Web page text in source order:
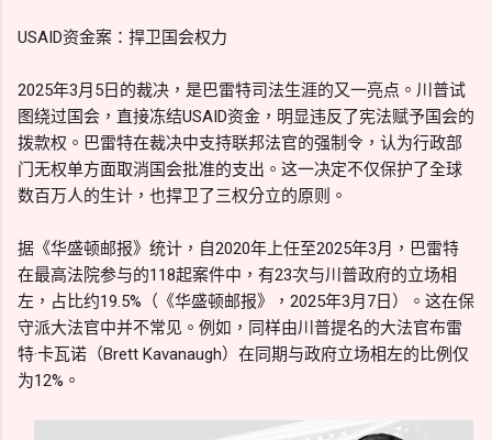
USAID资金案：捍卫国会权力
2025年3月5日的裁决，是巴雷特司法生涯的又一亮点。川普试
图绕过国会，直接冻结USAID资金，明显违反了宪法赋予国会的
拨款权。巴雷特在裁决中支持联邦法官的强制令，认为行政部
门无权单方面取消国会批准的支出。这一决定不仅保护了全球
数百万人的生计，也捍卫了三权分立的原则。
据《华盛顿邮报》统计，自2020年上任至2025年3月，巴雷特
在最高法院参与的118起案件中，有23次与川普政府的立场相
左，占比约19.5%（《华盛顿邮报》，2025年3月7日）。这在保
守派大法官中并不常见。例如，同样由川普提名的大法官布雷
特·卡瓦诺（Brett Kavanaugh）在同期与政府立场相左的比例仅
为12%。